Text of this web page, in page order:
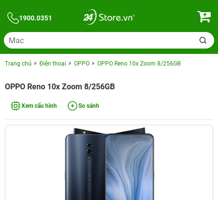
1900.0351
Trang chủ Điện thoại OPPO OPPO Reno 10x Zoom 8/256GB
OPPO Reno 10x Zoom 8/256GB
Xem cấu hình So sánh